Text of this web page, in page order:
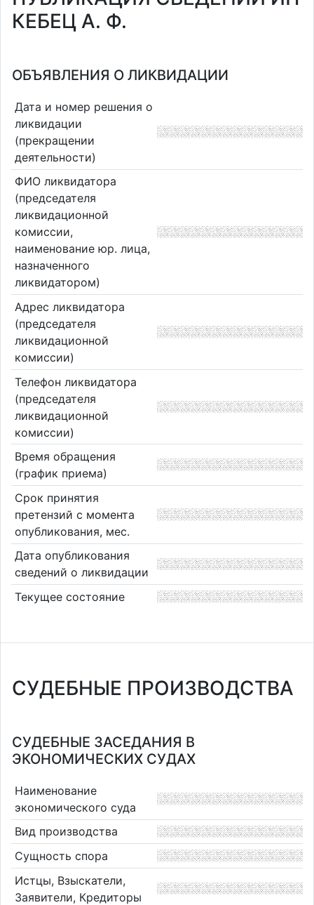
КЕБЕЦ А. Ф.
ОБЪЯВЛЕНИЯ О ЛИКВИДАЦИИ
Дата и номер решения о
ликвидации
(прекращении
деятельности)
ФИО ликвидатора
(председателя
ликвидационной
комиссии,
наименование юр. лица,
назначенного
ликвидатором)
Адрес ликвидатора
(председателя
ликвидационной
комиссии)
Телефон ликвидатора
(председателя
ликвидационной
комиссии)
Время обращения
(график приема)
Срок принятия
претензий с момента
опубликования, мес.
Дата опубликования
сведений о ликвидации
Текущее состояние
СУДЕБНЫЕ ПРОИЗВОДСТВА
СУДЕБНЫЕ ЗАСЕДАНИЯ В
ЭКОНОМИЧЕСКИХ СУДАХ
Наименование
экономического суда
Вид производства
Сущность спора
Истцы, Взыскатели,
Заявители, Кредиторы